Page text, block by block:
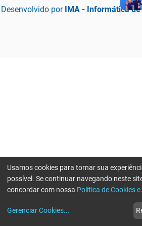
Desenvolvido por IMA - Informática
Usamos cookies para tornar sua
possível. Se continuar navegando neste
concordar com nossa Política de Cookies
Gerenciar Cookies...
Erro ao enviar informações, por favor